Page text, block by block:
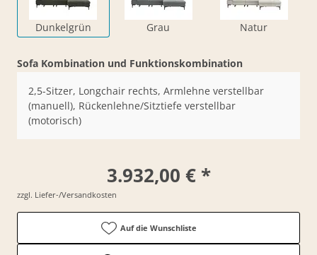
Dunkelgrün Grau Natur
Sofa Kombination und Funktionskombination
2,5-Sitzer, Longchair rechts, Armlehne verstellbar
(manuell), Rückenlehne/Sitztiefe verstellbar
(motorisch)
3.932,00 € *
zzgl. Liefer-/Versandkosten
Auf die Wunschliste